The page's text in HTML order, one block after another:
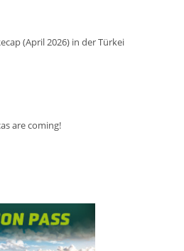
(April 2026) in der Türkei
are coming!